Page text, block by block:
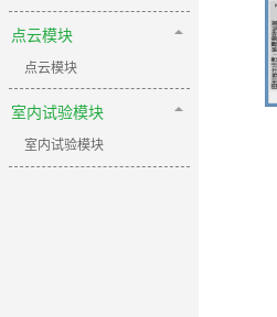
点云模块
点云模块
室内试验模块
室内试验模块